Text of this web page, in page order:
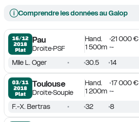
Comprendre les données au Galop
16/12
2018
Plat
Pau
DroitePSF
Hand.
21 000 €
1 500m -
Mlle L. Oger 30.5 14
03/11
2018
Plat
Toulouse
DroiteSouple
Hand.
17 000 €
1 200m -
F.-X. Bertras 32 8